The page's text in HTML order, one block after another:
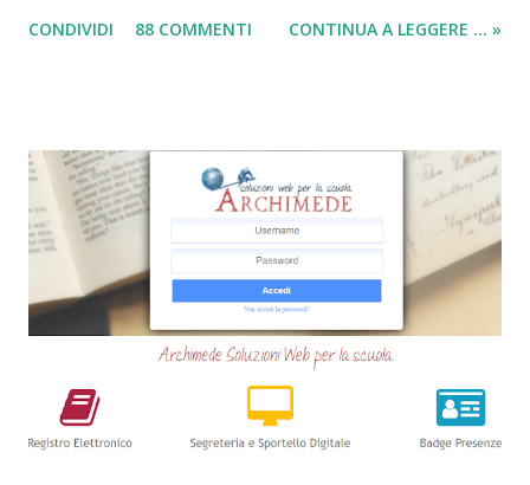
ancora da varie compagnie in Italia. Nella seguente guida,
altrettante hanno deciso di non concedere più queste
tipologie di prestiti a cambiali. Comunque sia, ancora oggi
esiste qualche possibilità, (fortunatamente per molti
cittadini) di accedere a questi prodotti. Ecco perchè
abbiamo deciso di creare questa guida dettagliata. Nel
frattempo, se volete potete anche consultare le seguenti
guide => Come accedere a prestiti dopo essere stati
segnalati al Crif - Prest...
CONDIVIDI 88 COMMENTI CONTINUA A LEGGERE ... »